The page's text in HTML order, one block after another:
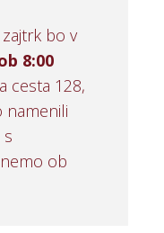
bo v
8:00
cesta 128,
namenili
s
ob